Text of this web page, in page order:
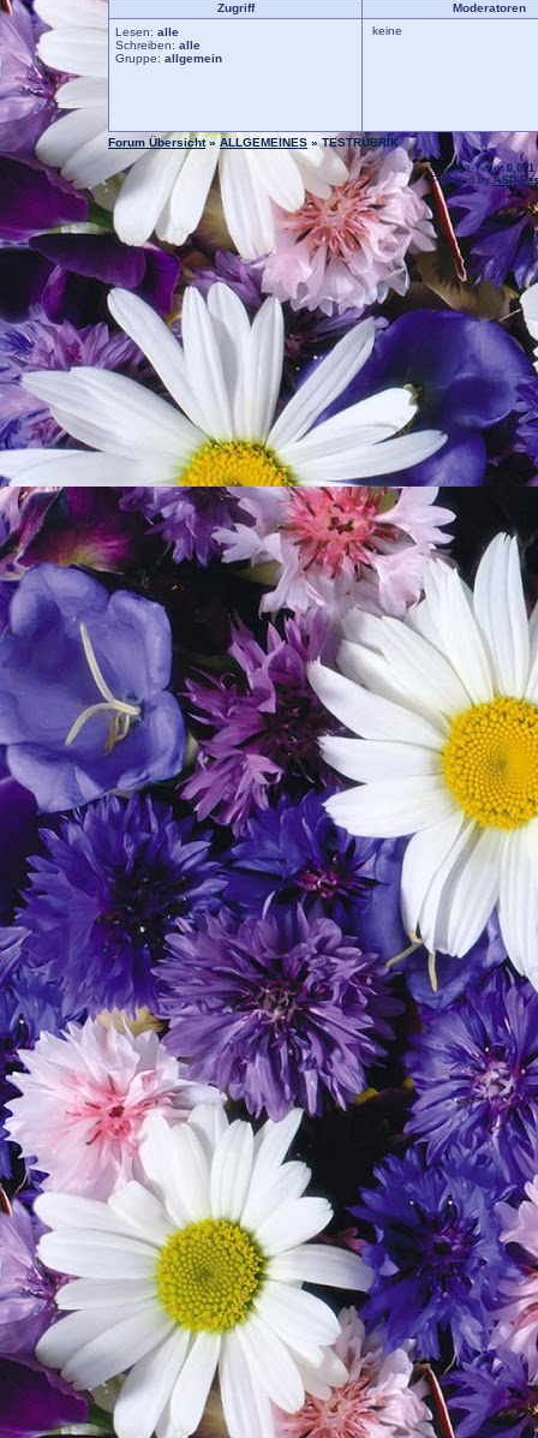
Zugriff
Moderatoren
Lesen: alle
Schreiben: alle
Gruppe: allgemein
keine
Forum Übersicht »ALLGEMEINES » TESTRUBRIK
.: Script-Time: 0,031
Powered byASP-